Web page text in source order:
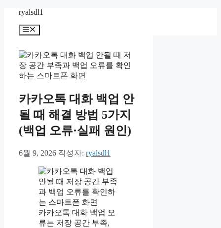
ryalsdl1
메
카카오톡 대화 백업 안
될 때 해결 방법 5가지
(백업 오류·실패 원인)
6월 9, 2026 작성자: ryalsdl1
카카오톡 대화 백업 오
류는 저장 공간 부족,